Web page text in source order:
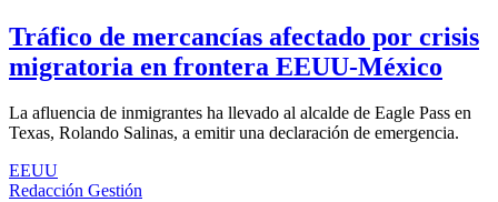
Tráfico de mercancías afectado por crisis
migratoria en frontera EEUU-México
La afluencia de inmigrantes ha llevado al alcalde de Eagle Pass en
Texas, Rolando Salinas, a emitir una declaración de emergencia.
EEUU
Redacción Gestión